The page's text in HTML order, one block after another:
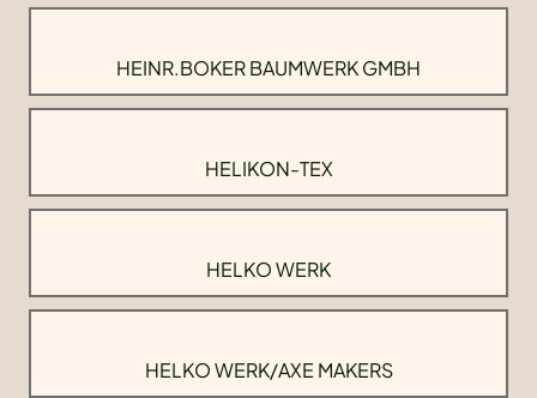
HEINR.BOKER BAUMWERK GMBH
HELIKON-TEX
HELKO WERK
HELKO WERK/AXE MAKERS